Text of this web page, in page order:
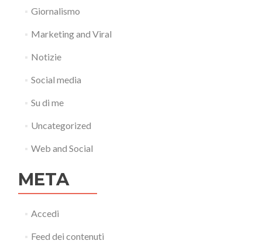
Giornalismo
Marketing and Viral
Notizie
Social media
Su di me
Uncategorized
Web and Social
META
Accedi
Feed dei contenuti